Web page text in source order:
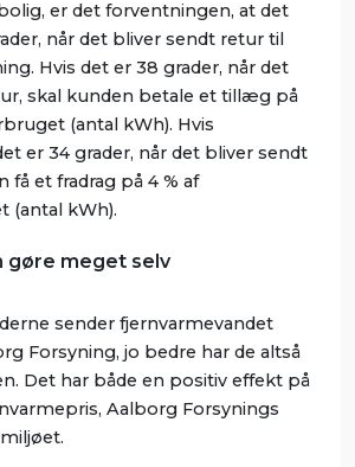
er det forventningen, at det
når det bliver sendt retur til
Hvis det er 38 grader, når det
skal kunden betale et tillæg på
(antal kWh). Hvis
er 34 grader, når det bliver sendt
få et fradrag på 4 % af
(antal kWh).
gøre meget selv
sender fjernvarmevandet
Forsyning, jo bedre har de altså
Det har både en positiv effekt på
Aalborg Forsynings